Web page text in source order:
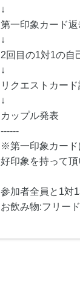
↓
第一印象カード返
↓
2回目の1対1の自
↓
リクエストカード
↓
カップル発表
------
※第一印象カード
好印象を持って頂
参加者全員と1対
お飲み物:フリー